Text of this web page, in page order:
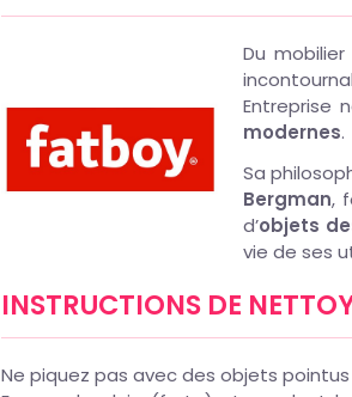
Du
Entreprise
modernes.
Sa
Bergman,
d’objets
vie de ses
INSTRUCTIONS DE
Ne piquez pas avec des objets